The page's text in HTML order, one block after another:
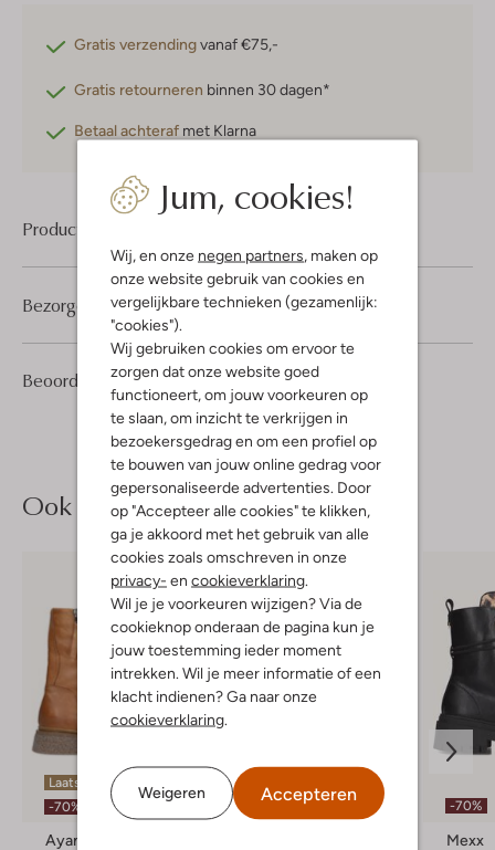
Jum, cookies!
Wij, en onze negen partners , maken op
onze website gebruik van cookies en
vergelijkbare technieken (gezamenlijk:
"cookies").
Wij gebruiken cookies om ervoor te
zorgen dat onze website goed
functioneert, om jouw voorkeuren op
te slaan, om inzicht te verkrijgen in
bezoekersgedrag en om een profiel op
te bouwen van jouw online gedrag voor
gepersonaliseerde advertenties. Door
op "Accepteer alle cookies" te klikken,
ga je akkoord met het gebruik van alle
cookies zoals omschreven in onze
privacy- en cookieverklaring
Wil je je voorkeuren wijzigen? Via de
cookieknop onderaan de pagina kun je
jouw toestemming ieder moment
intrekken. Wil je meer informatie of een
klacht indienen? Ga naar onze
cookieverklaring
Weigeren Accepteren
Gratis verzendingvanaf €75,-
Gratis retourneren binnen 30 dagen*
Betaal achteraf met Klarna
Product informatie
Beoordelingen (2) 4
2
4
Sterren
Bezorgen & retourneren
Ook iets voor jou?
Laatste maten
-70%
Ayana
-70%
Mexx